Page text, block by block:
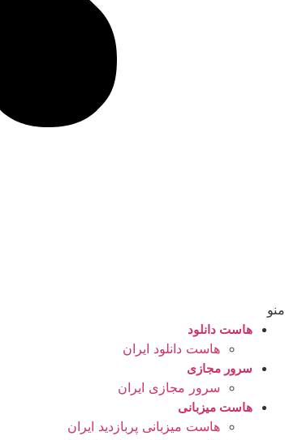
منو
هاست دانلود
هاست دانلود ایران
سرور مجازی
سرور مجازی ایران
هاست میزبانی
هاست میزبانی پربازدید ایران